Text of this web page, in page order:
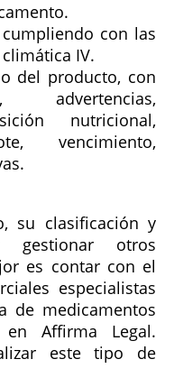
con las
IV.
del producto, con
advertencias,
nutricional,
vencimiento,
su clasificación y
gestionar otros
es contar con el
especialistas
de medicamentos
Affirma Legal.
este tipo de